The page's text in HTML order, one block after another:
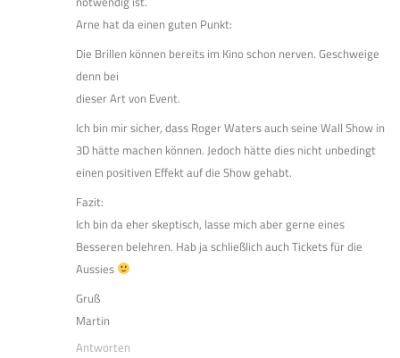
Arne hat da einen guten Punkt:
Die Brillen können bereits im Kino schon nerven. Geschweige
denn bei
dieser Art von Event.
Ich bin mir sicher, dass Roger Waters auch seine Wall Show in
3D hätte machen können. Jedoch hätte dies nicht unbedingt
einen positiven Effekt auf die Show gehabt.
Fazit:
Ich bin da eher skeptisch, lasse mich aber gerne eines
Besseren belehren. Hab ja schließlich auch Tickets für die
Aussies
Gruß
Martin
Antworten